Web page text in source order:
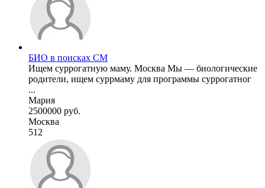
БИО в поисках СМ
Ищем суррогатную маму. Москва Мы — биологические
родители, ищем суррмаму для программы суррогатног
...
Мария
2500000 руб.
Москва
512